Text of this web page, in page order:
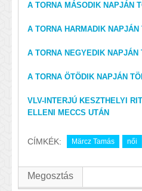
A TORNA MÁSODIK NAPJÁN
A TORNA HARMADIK NAPJÁN
A TORNA NEGYEDIK NAPJÁN
A TORNA ÖTÖDIK NAPJÁN
VLV-INTERJÚ KESZTHELYI
ELLENI MECCS UTÁN
CÍMKÉK: Märcz Tamás női
Megosztás